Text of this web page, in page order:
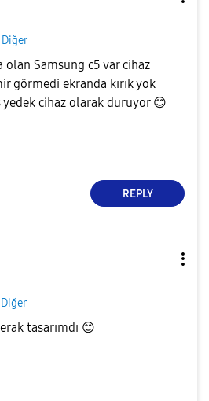
Diğer
olan Samsung c5 var cihaz
görmedi ekranda kırık yok
cihaz olarak duruyor 😊
REPLY
Diğer
tasarımdı 😊